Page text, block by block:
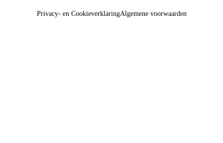
Privacy- en CookieverklaringAlgemene voorwaarden